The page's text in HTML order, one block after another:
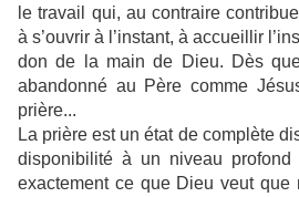
le travail qui, au contraire
à s’ouvrir à l’instant, à accueillir
don de la main de Dieu. Dès
abandonné au Père comme
prière...
La prière est un état de complète
disponibilité à un niveau
exactement ce que Dieu veut que